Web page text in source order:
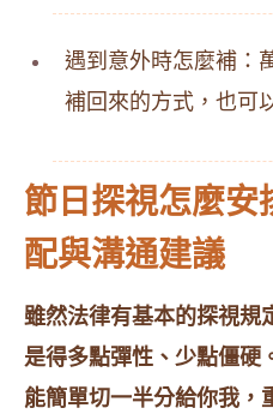
遇到意外時怎麼補：
補回來的方式，也可
節日探視怎麼安
配與溝通建議
雖然法律有基本的探視規
是得多點彈性、少點僵硬
能簡單切一半分給你我，